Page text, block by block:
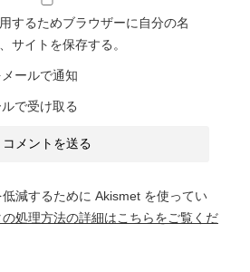
するためブラウザーに自分の名
サイトを保存する。
ールで通知
で受け取る
減するために Akismet を使ってい
処理方法の詳細はこちらをご覧くだ